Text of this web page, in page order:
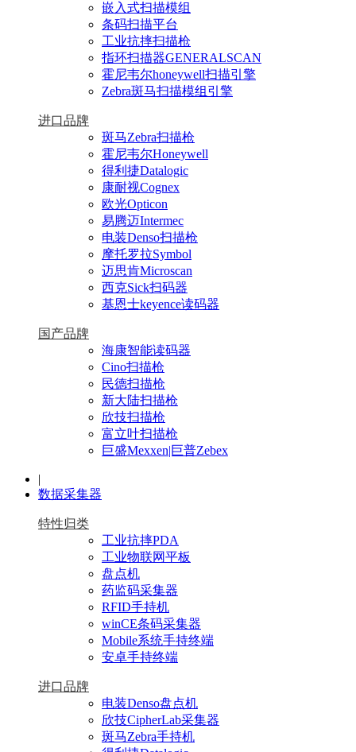
嵌入式扫描模组
条码扫描平台
工业抗摔扫描枪
指环扫描器GENERALSCAN
霍尼韦尔honeywell扫描引擎
Zebra斑马扫描模组引擎
进口品牌
斑马Zebra扫描枪
霍尼韦尔Honeywell
得利捷Datalogic
康耐视Cognex
欧光Opticon
易腾迈Intermec
电装Denso扫描枪
摩托罗拉Symbol
迈思肯Microscan
西克Sick扫码器
基恩士keyence读码器
国产品牌
海康智能读码器
Cino扫描枪
民德扫描枪
新大陆扫描枪
欣技扫描枪
富立叶扫描枪
巨盛Mexxen|巨普Zebex
|
数据采集器
特性归类
工业抗摔PDA
工业物联网平板
盘点机
药监码采集器
RFID手持机
winCE条码采集器
Mobile系统手持终端
安卓手持终端
进口品牌
电装Denso盘点机
欣技CipherLab采集器
斑马Zebra手持机